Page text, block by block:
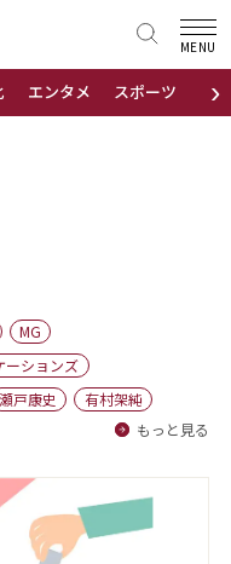
›
エンタメ スポーツ 地域
MENU
MG
ーションズ
瀬戸康史
有村架純
もっと見る